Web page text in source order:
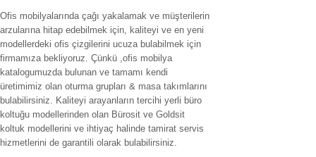
Ofis mobilyalarında çağı yakalamak ve müşterilerin
arzularına hitap edebilmek için, kaliteyi ve en yeni
modellerdeki ofis çizgilerini ucuza bulabilmek için
firmamıza bekliyoruz. Çünkü ,ofis mobilya
katalogumuzda bulunan ve tamamı kendi
üretimimiz olan oturma grupları & masa takımlarını
bulabilirsiniz. Kaliteyi arayanların tercihi yerli büro
koltuğu modellerinden olan Bürosit ve Goldsit
koltuk modellerini ve ihtiyaç halinde tamirat servis
hizmetlerini de garantili olarak bulabilirsiniz.